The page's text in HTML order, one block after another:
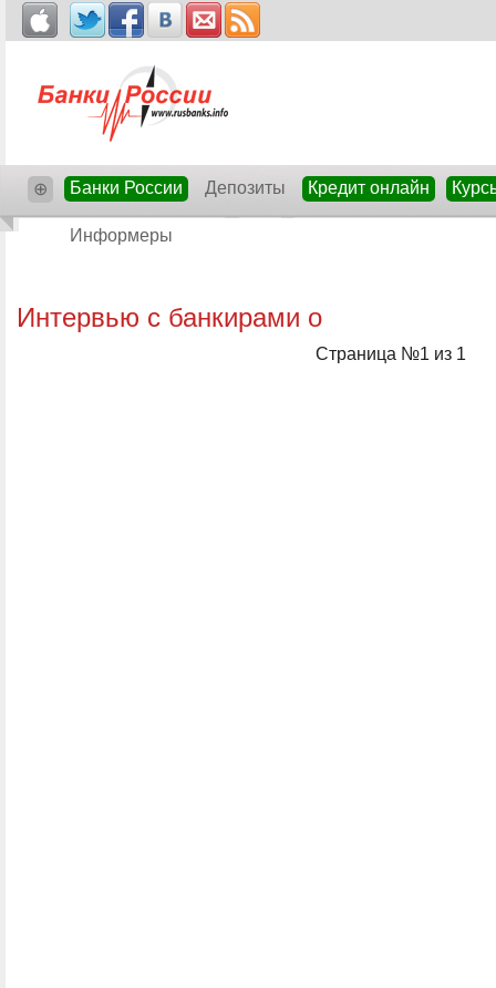
⊕ Банки России Депозиты Кредит онлайн
Информеры
Интервью с банкирами о
Страница №1 из 1